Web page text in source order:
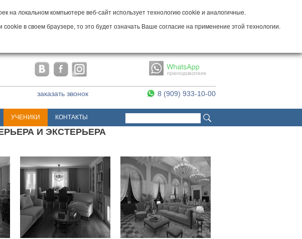
на локальном компьютере веб-сайт использует технологию cookie и аналогичные.
в своем браузере, то это будет означать Ваше согласие на применение этой технологии.
8 (909) 933-10-00
заказать звонок
УЧЕНИКИ КОНТАКТЫ
И ЭКСТЕРЬЕРА